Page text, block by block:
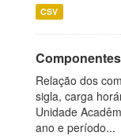
CSV
Relação dos
sigla, carga
Unidade
ano e período...